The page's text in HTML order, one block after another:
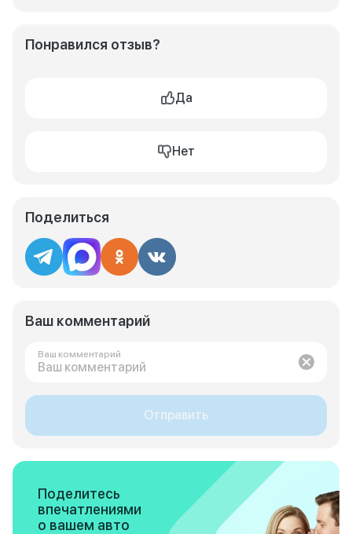
Понравился отзыв?
Да
Нет
Поделиться
Ваш комментарий
Ваш комментарий
Отправить
Поделитесь
впечатлениями
о вашем авто